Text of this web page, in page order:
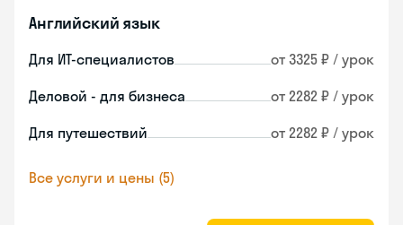
Английский язык
Для ИТ-специалистов от 3325 ₽ / урок
Деловой - для бизнеса от 2282 ₽ / урок
Для путешествий от 2282 ₽ / урок
Все услуги и цены (5)